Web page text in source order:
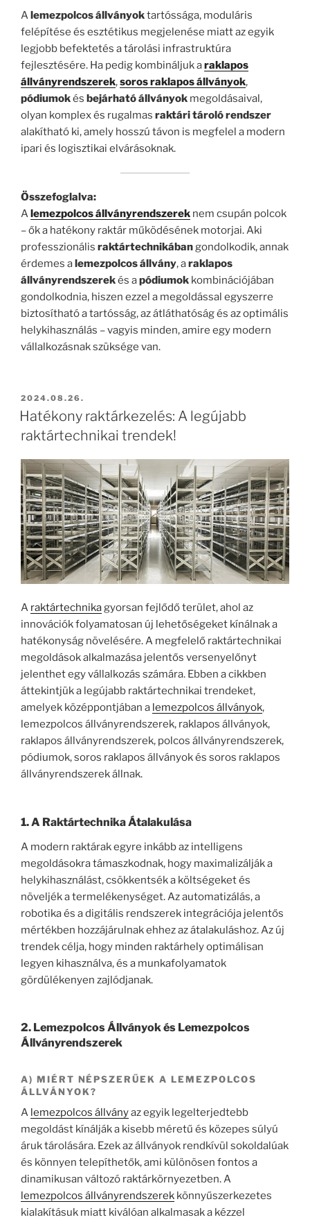
A lemezpolcos állványoktartóssága, moduláris
felépítése és esztétikus megjelenése miatt az egyik
legjobb befektetés a tárolási infrastruktúra
fejlesztésére. Ha pedig kombináljuk araklapos
állványrendszerek,soros raklapos állványok,
pódiumokés bejárható állványok megoldásaival,
olyan komplex és rugalmas raktári tároló rendszer
alakítható ki, amely hosszú távon is megfelel a modern
ipari és logisztikai elvárásoknak.
Összefoglalva:
A lemezpolcos állványrendszerek nem csupán polcok
– ők a hatékony raktár működésének motorjai. Aki
professzionális raktártechnikábangondolkodik, annak
érdemes a lemezpolcos állvány, araklapos
állványrendszerekés apódiumok kombinációjában
gondolkodnia, hiszen ezzel a megoldással egyszerre
biztosítható a tartósság, az átláthatóság és az optimális
helykihasználás – vagyis minden, amire egy modern
vállalkozásnak szüksége van.
BEKÜLDVE:
2024.08.26.
Hatékony raktárkezelés: A legújabb
raktártechnikai trendek!
A raktártechnikagyorsan fejlődő terület, ahol az
innovációk folyamatosan új lehetőségeket kínálnak a
hatékonyság növelésére. A megfelelő raktártechnikai
megoldások alkalmazása jelentős versenyelőnyt
jelenthet egy vállalkozás számára. Ebben a cikkben
áttekintjük a legújabb raktártechnikai trendeket,
amelyek középpontjában a lemezpolcos állványok,
lemezpolcos állványrendszerek, raklapos állványok,
raklapos állványrendszerek, polcos állványrendszerek,
pódiumok, soros raklapos állványok és soros raklapos
állványrendszerek állnak.
1. A Raktártechnika Átalakulása
A modern raktárak egyre inkább az intelligens
megoldásokra támaszkodnak, hogy maximalizálják a
helykihasználást, csökkentsék a költségeket és
növeljék a termelékenységet. Az automatizálás, a
robotika és a digitális rendszerek integrációja jelentős
mértékben hozzájárulnak ehhez az átalakuláshoz. Az új
trendek célja, hogy minden raktárhely optimálisan
legyen kihasználva, és a munkafolyamatok
gördülékenyen zajlódjanak.
2. Lemezpolcos Állványok és Lemezpolcos
Állványrendszerek
A) MIÉRT NÉPSZERŰEK A LEMEZPOLCOS
ÁLLVÁNYOK?
A lemezpolcos állványaz egyik legelterjedtebb
megoldást kínálják a kisebb méretű és közepes súlyú
áruk tárolására. Ezek az állványok rendkívül sokoldalúak
és könnyen telepíthetők, ami különösen fontos a
dinamikusan változó raktárkörnyezetben. A
lemezpolcos állványrendszerek könnyűszerkezetes
kialakításuk miatt kiválóan alkalmasak a kézzel